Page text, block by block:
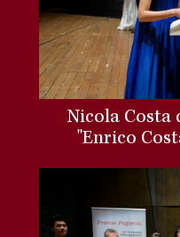
Nicola Costa
"Enrico